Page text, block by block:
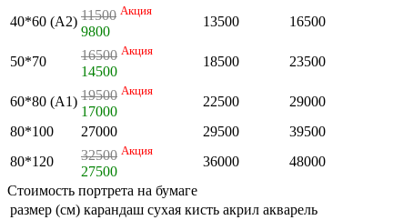
40*60 (А2) 11500 Акция
9800
13500 16500
50*70 16500 Акция
14500
18500 23500
60*80 (А1) 19500 Акция
17000
22500 29000
80*100
27000 29500 39500
80*120
32500 Акция
27500
36000 48000
Стоимость портрета на бумаге
размер (см) карандаш сухая кисть акрил акварель